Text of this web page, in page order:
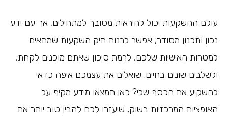
עולם ההשקעות יכול להיראות מסובך למתחילים, אך עם ידע
נכון ותכנון מסודר, אפשר לבנות תיק השקעות שמתאים
למטרות האישיות שלכם, לרמת סיכון שאתם מוכנים לקחת,
ולשלבים שונים בחיים. שואלים את עצמכם איפה כדאי
להשקיע את הכסף שלי? כאן תמצאו מידע מקיף על
האופציות המרכזיות בשוק, שיעזרו לכם להבין טוב יותר את